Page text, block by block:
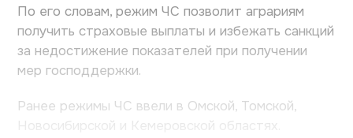
По его словам, режим ЧС позволит аграриям
получить страховые выплаты и избежать санкций
за недостижение показателей при получении
мер господдержки.
Ранее режимы ЧС ввели в Омской, Томской,
Новосибирской и Кемеровской областях.